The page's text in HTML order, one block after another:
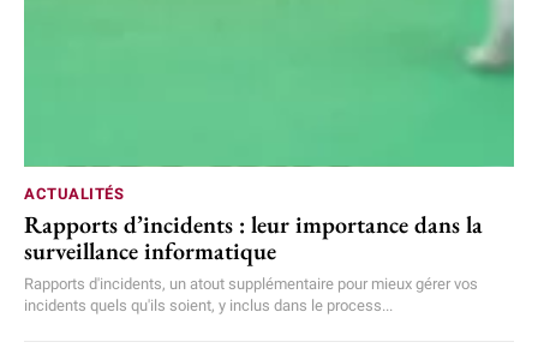
ACTUALITÉS
Rapports d’incidents : leur importance dans la
surveillance informatique
Rapports d'incidents, un atout supplémentaire pour mieux gérer vos
incidents quels qu'ils soient, y inclus dans le process...